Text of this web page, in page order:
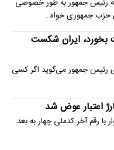
رئیس جمهور به طور خصوصی
حزب جمهوری خواه…
ایران شکست
رئیس جمهور می‌گوید اگر کسی
اعتبار عوض شد
با رقم آخر کدملی چهار به بعد